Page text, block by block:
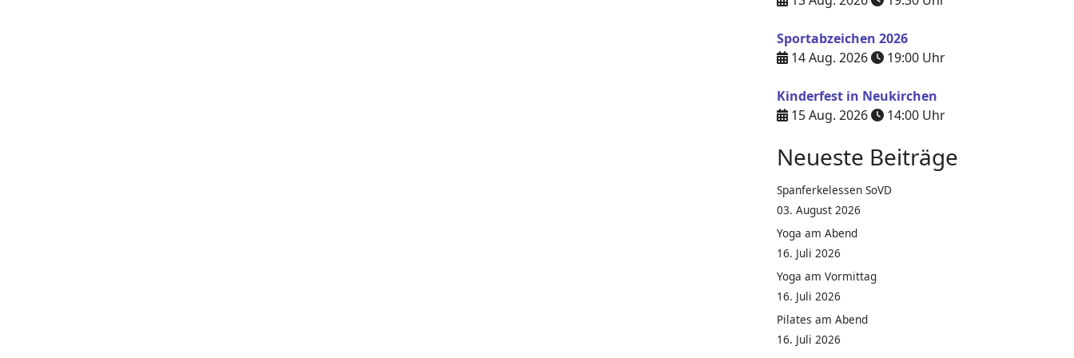
Sportabzeichen 2026
14 Aug. 2026
19:00 Uhr
Kinderfest in Neukirchen
15 Aug. 2026
14:00 Uhr
Neueste Beiträge
Spanferkelessen SoVD
03. August 2026
Yoga am Abend
16. Juli 2026
Yoga am Vormittag
16. Juli 2026
Pilates am Abend
16. Juli 2026